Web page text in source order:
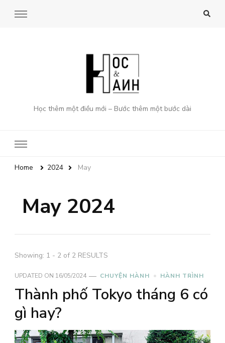
Học thêm một điều mới – Bước thêm một bước dài
Home 2024 May
May 2024
Showing: 1 - 2 of 2 RESULTS
UPDATED ON 16/05/2024 CHUYỆN HÀNH HÀNH TRÌNH
Thành phố Tokyo tháng 6 có
gì hay?